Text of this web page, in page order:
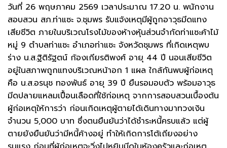
วันที่ 26 พฤษภาคม 2569 เวลาประมาณ 17.20 น. พนักงาน
สอบสวน สภ.ท่าแซะ จ.ชุมพร รับแจ้งเหตุมีผู้ถูกอาวุธมีดแทง
เสียชีวิต ภายในบริเวณโรงไม้ของห้างหุ้นส่วนจำกัดท่าแซะค้าไม้
หมู่ 9 ตำบลท่าแซะ อำเภอท่าแซะ จังหวัดชุมพร ที่เกิดเหตุพบ
ร่าง น.ส.ฐิติรัฐตน์ ก้องเกียรติพงศ์ อายุ 44 ปี นอนเสียชีวิต
อยู่ในสภาพถูกแทงบริเวณหน้าอก 1 แผล ใกล้กันพบผู้ก่อเหตุ
คือ น.ส.อรนุช ทองพันธ์ อายุ 39 ปี ยืนรอมอบตัว พร้อมอาวุธ
มีดปลายแหลมเปื้อนเลือดที่ใช้ก่อเหตุ จากการสอบสวนเบื้องต้น
ผู้ก่อเหตุให้การว่า ก่อนเกิดเหตุผู้ตายได้เดินทางมาทวงเงิน
จำนวน 5,000 บาท ซึ่งตนยืนยันว่าได้ชำระหนี้ครบแล้ว แต่ผู้
ตายยังยืนยันว่ามีหนี้ค้างอยู่ ทำให้เกิดการโต้เถียงอย่าง